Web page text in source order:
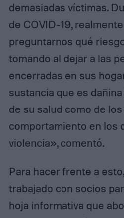
demasiadas víctimas.
de COVID-19,
preguntarnos qué
tomando al dejar a las
encerradas en sus
sustancia que es
de su salud como de
comportamiento en los
violencia», comentó.
Para hacer frente a
trabajado con socios
hoja informativa que